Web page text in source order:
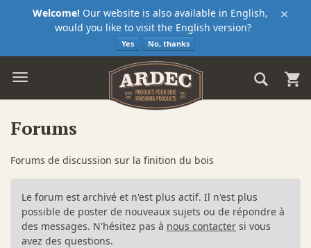
×
Welcome! Our website is also available in English,
would you like to visit the English version?
Yes No, thanks
Forums
Forums de discussion sur la finition du bois
Le forum est archivé et n'est plus actif. Il n'est plus
possible de poster de nouveaux sujets ou de répondre à
des messages. N'hésitez pas à nous contacter si vous
avez des questions.